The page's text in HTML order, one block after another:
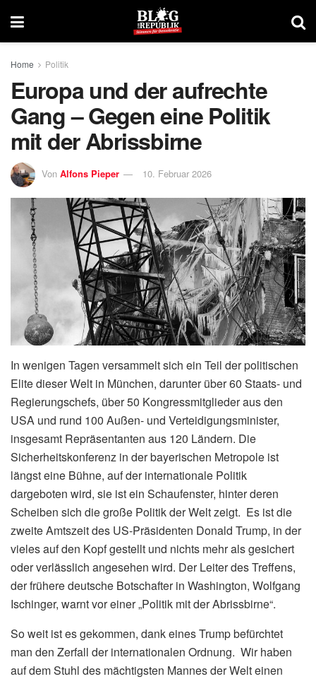
Home Politik
Europa und der aufrechte
Gang – Gegen eine Politik
mit der Abrissbirne
Von Alfons Pieper 10. Februar 2026
In wenigen Tagen versammelt sich ein Teil der politischen
Elite dieser Welt in München, darunter über 60 Staats- und
Regierungschefs, über 50 Kongressmitglieder aus den
USA und rund 100 Außen- und Verteidigungsminister,
insgesamt Repräsentanten aus 120 Ländern. Die
Sicherheitskonferenz in der bayerischen Metropole ist
längst eine Bühne, auf der internationale Politik
dargeboten wird, sie ist ein Schaufenster, hinter deren
Scheiben sich die große Politik der Welt zeigt. Es ist die
zweite Amtszeit des US-Präsidenten Donald Trump, in der
vieles auf den Kopf gestellt und nichts mehr als gesichert
oder verlässlich angesehen wird. Der Leiter des Treffens,
der frühere deutsche Botschafter in Washington, Wolfgang
Ischinger, warnt vor einer „Politik mit der Abrissbirne“.
So weit ist es gekommen, dank eines Trump befürchtet
man den Zerfall der internationalen Ordnung. Wir haben
auf dem Stuhl des mächtigsten Mannes der Welt einen